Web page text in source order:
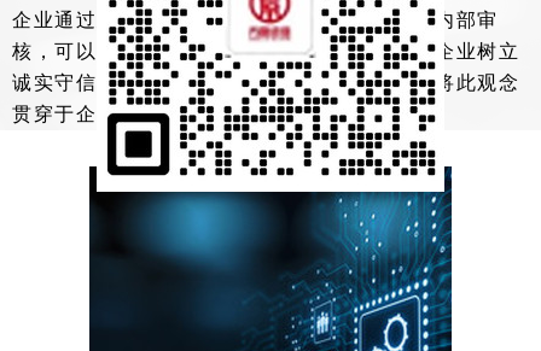
企业通过建立和实施企业诚信管理体系并进行内部审
核，可以促进诚信制度和诚信文化建设，引导企业树立
诚实守信的生产经营观念，履行社会责任，并将此观念
贯穿于企业活动的全过程。